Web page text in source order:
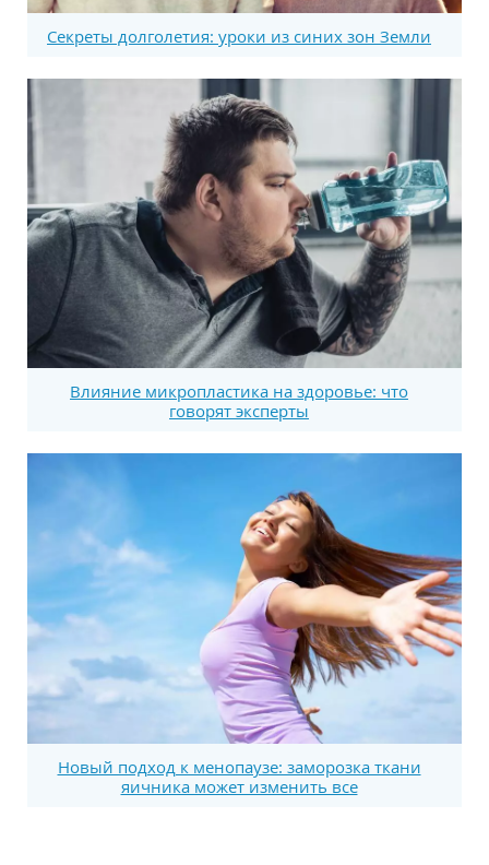
Секреты долголетия: уроки из синих зон Земли
Влияние микропластика на здоровье: что
говорят эксперты
Новый подход к менопаузе: заморозка ткани
яичника может изменить все